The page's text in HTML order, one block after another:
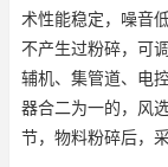
术性能稳定，噪音
不产生过粉碎，可
辅机、集管道、电
器合二为一的，风
节，物料粉碎后，